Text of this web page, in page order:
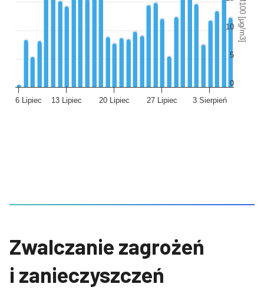
Zwalczanie zagrożeń
i zanieczyszczeń